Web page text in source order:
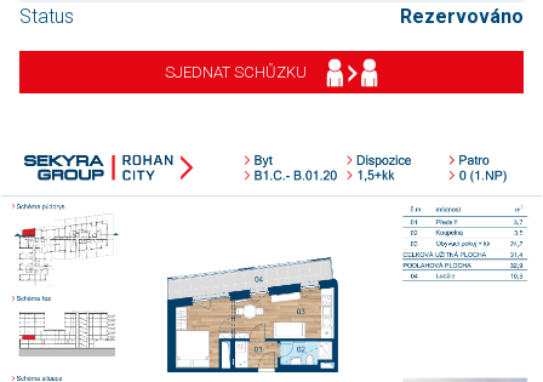
Status
Rezervováno
SJEDNAT SCHŮZKU